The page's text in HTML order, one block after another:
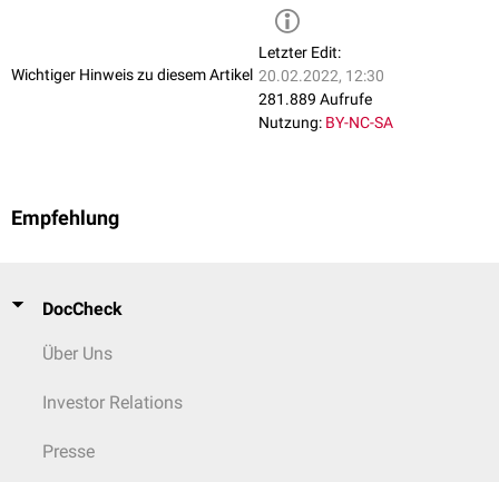
Wichtiger Hinweis zu diesem Artikel
Letzter Edit:
20.02.2022, 12:30
281.889 Aufrufe
Nutzung: BY-NC-SA
Empfehlung
DocCheck
Über Uns
Investor Relations
Presse